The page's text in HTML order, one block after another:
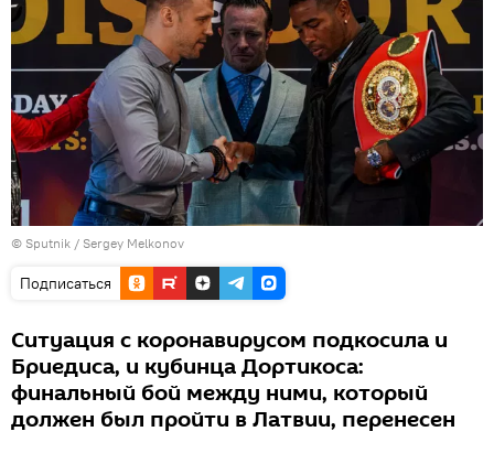
© Sputnik / Sergey Melkonov
Подписаться
Ситуация с коронавирусом подкосила и
Бриедиса, и кубинца Дортикоса:
финальный бой между ними, который
должен был пройти в Латвии, перенесен